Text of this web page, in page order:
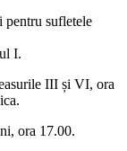
pentru sufletele
I.
III și VI, ora
ora 17.00.